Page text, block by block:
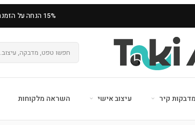
15% הנחה על הזמנה ראשונה
מדבקות קיר עיצוב אישי השראה מלקוחות